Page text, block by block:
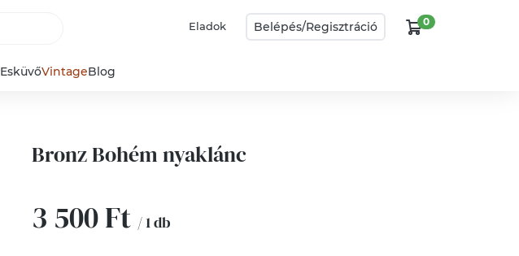
Eladok Belépés/Regisztráció 0
EsküvőVintageBlog
Bronz Bohém nyaklánc
3 500 Ft / 1 db